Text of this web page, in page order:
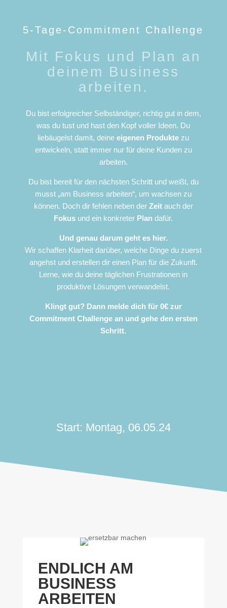
5-Tage-Commitment Challenge
Mit Fokus und Plan an
deinem Business
arbeiten.
Du bist erfolgreicher Selbständiger, richtig gut in dem,
was du tust und hast den Kopf voller Ideen. Du
liebäugelst damit, deineeigenen Produkte zu
entwickeln, statt immer nur für deine Kunden zu
arbeiten.
Du bist bereit für den nächsten Schritt und weißt, du
musst „am Business arbeiten“, um wachsen zu
können. Doch dir fehlen neben der Zeitauch der
Fokus und ein konkreter Plan dafür.
Und genau darum geht es hier.
Wir schaffen Klarheit darüber, welche Dinge du zuerst
angehst und erstellen dir einen Plan für die Zukunft.
Lerne, wie du deine täglichen Frustrationen in
produktive Lösungen verwandelst.
Klingt gut? Dann melde dich für 0€ zur
Commitment Challenge an und gehe den ersten
Schritt.
Start: Montag, 06.05.24
ENDLICH AM
BUSINESS
ARBEITEN